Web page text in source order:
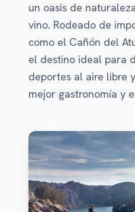
un oasis de
vino. Rodeado de
como el Cañón del
el destino ideal para
deportes al aire libre
mejor gastronomía y